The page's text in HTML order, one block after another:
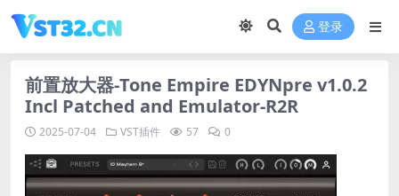
登录
前置放大器-Tone Empire EDYNpre v1.0.2
Incl Patched and Emulator-R2R
2025-07-04 VST插件 57 0